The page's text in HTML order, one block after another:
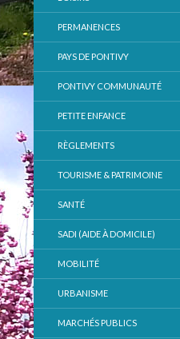
PERMANENCES
PAYS DE PONTIVY
PONTIVY COMMUNAUTÉ
PETITE ENFANCE
RÈGLEMENTS
TOURISME & PATRIMOINE
SANTÉ
SADI (AIDE À DOMICILE)
MOBILITÉ
URBANISME
MARCHÉS PUBLICS